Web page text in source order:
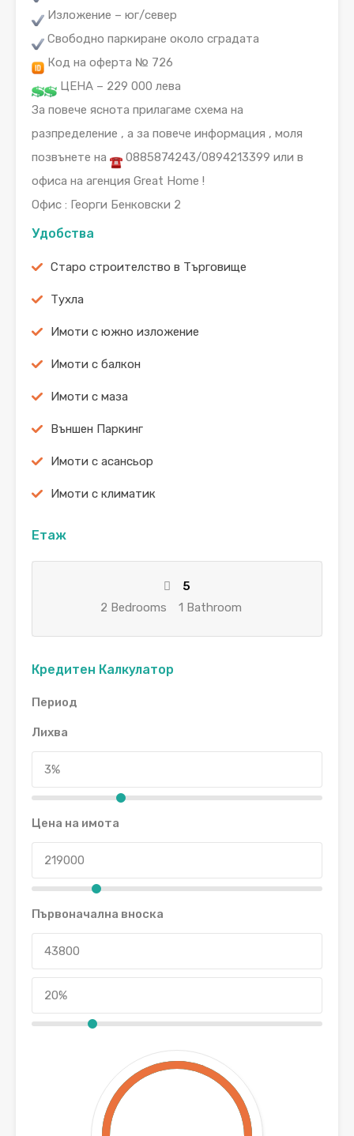
Изложение – юг/север
Свободно паркиране около сградата
Код на оферта № 726
ЦЕНА – 229 000 лева
За повече яснота прилагаме схема на
разпределение , а за повече информация , моля
позвънете на
0885874243/0894213399 или в
офиса на агенция Great Home !
Офис : Георги Бенковски 2
Удобства
Старо строителство в Търговище
Тухла
Имоти с южно изложение
Имоти с балкон
Имоти с маза
Външен Паркинг
Имоти с асансьор
Имоти с климатик
Етаж
5
2 Bedrooms
1 Bathroom
Кредитен Калкулатор
Период
Лихва
Цена на имота
Първоначална вноска